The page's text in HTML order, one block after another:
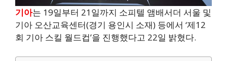
기아는 19일부터 21일까지 소피텔 앰배서더 서울 및
기아 오산교육센터(경기 용인시 소재) 등에서 ‘제12
회 기아 스킬 월드컵’을 진행했다고 22일 밝혔다.